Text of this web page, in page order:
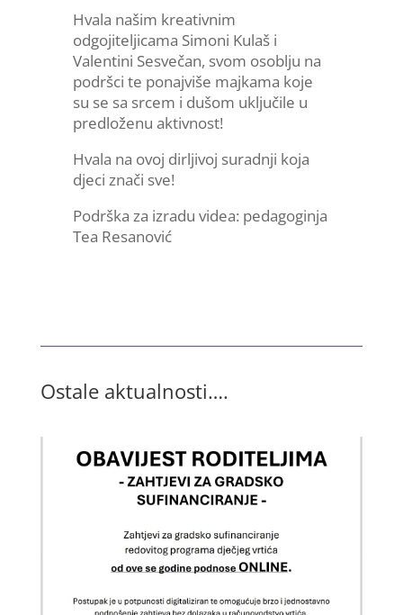
Hvala našim kreativnim
odgojiteljicama Simoni Kulaš i
Valentini Sesvečan, svom osoblju na
podršci te ponajviše majkama koje
su se sa srcem i dušom uključile u
predloženu aktivnost!
Hvala na ovoj dirljivoj suradnji koja
djeci znači sve!
Podrška za izradu videa: pedagoginja
Tea Resanović
Ostale aktualnosti….